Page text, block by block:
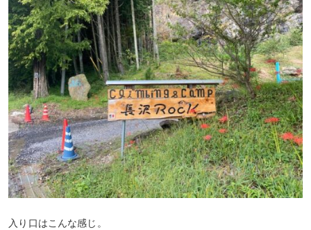
入り口はこんな感じ。